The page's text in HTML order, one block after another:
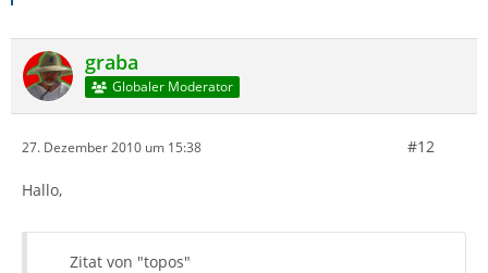
graba
Globaler Moderator
27. Dezember 2010 um 15:38 #12
Hallo,
Zitat von "topos"